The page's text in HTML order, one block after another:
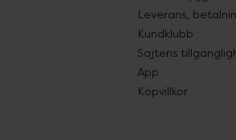
Leverans,
Kundklubb
Sajtens
App
Köpvillkor